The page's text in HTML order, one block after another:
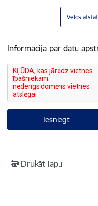
Vēlos
Informācija par datu
Drukāt lapu